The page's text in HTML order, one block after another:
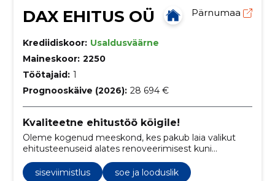
DAX EHITUS OÜ Pärnumaa
Krediidiskoor: Usaldusväärne
Maineskoor: 2250
Töötajaid: 1
Prognooskäive (2026): 28 694 €
Kvaliteetne ehitustöö kõigile!
Oleme kogenud meeskond, kes pakub laia valikut
ehitusteenuseid alates renoveerimisest kuni
suuremahuliste projektideni. Meie põhiväärtusteks on
kvaliteet, täpsus ja klientide rahulolu.
siseviimistlus
soe ja looduslik